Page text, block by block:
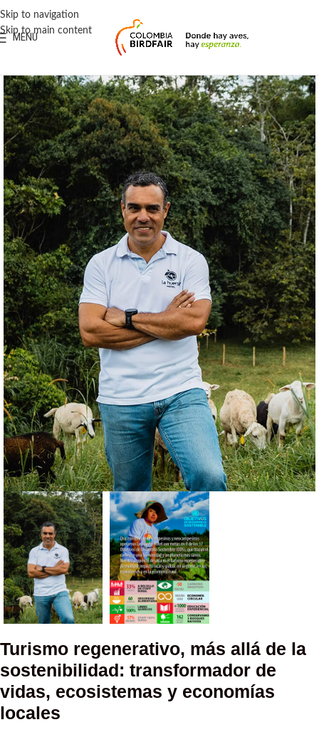
contenido
Skip to navigation
Skip to main content
MENU
Turismo regenerativo, más allá de la
sostenibilidad: transformador de
vidas, ecosistemas y economías
locales